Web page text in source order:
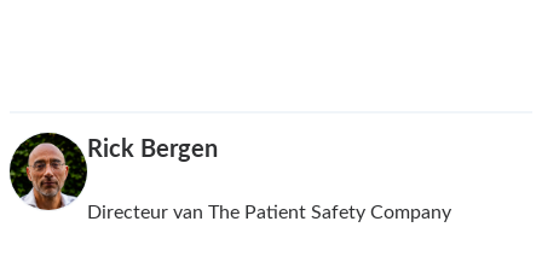
Rick Bergen
Directeur van The Patient Safety Company